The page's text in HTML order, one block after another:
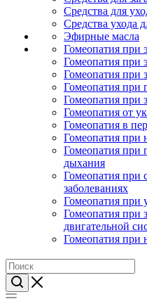
Средства для
Средства ухода
Эфирные масла
Гомеопатия при
Гомеопатия при
Гомеопатия при
Гомеопатия при
Гомеопатия при
Гомеопатия от
Гомеопатия в
Гомеопатия при
Гомеопатия при
дыхания
Гомеопатия при
заболеваниях
Гомеопатия при
Гомеопатия при
двигательной
Гомеопатия при